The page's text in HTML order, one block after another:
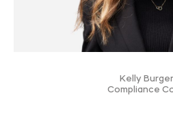
Kelly
Compliance